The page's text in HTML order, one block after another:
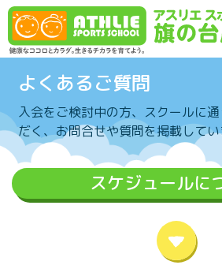
コンテンツへスキップ
よくあるご質問
入会をご検討中の方、スクールに
だく、お問合せや質問を掲載してい
スケジュールに